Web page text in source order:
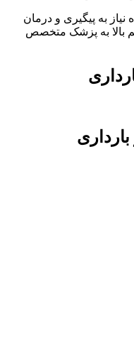
به پیگیری و درمان
بالا به پزشک متخصص